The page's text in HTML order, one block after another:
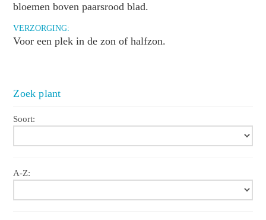
bloemen boven paarsrood blad.
VERZORGING:
Voor een plek in de zon of halfzon.
Zoek plant
Soort:
A-Z: